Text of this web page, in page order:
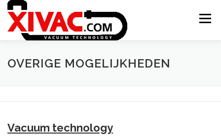
Zum
Inhalt
springen
Menü
ONTSTAAN XIVAC CONCEPTEN
XITRAC INTERGROUP
OVERIGE MOGELIJKHEDEN
Vacuum technology